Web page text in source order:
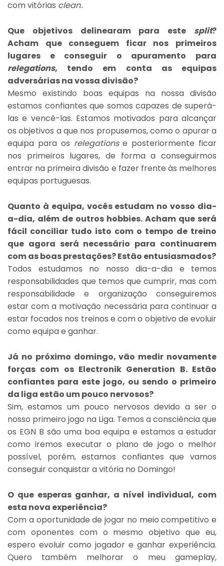
com vitórias clean..
Que objetivos delinearam para este split?
Acham que conseguem ficar nos primeiros
lugares e conseguir o apuramento para
relegations, tendo em conta as equipas
adversárias na vossa divisão?
Mesmo existindo boas equipas na nossa divisão
estamos confiantes que somos capazes de superá-
las e vencê-las. Estamos motivados para alcançar
os objetivos a que nos propusemos, como o apurar a
equipa para os relegationse posteriormente ficar
nos primeiros lugares, de forma a conseguirmos
entrar na primeira divisão e fazer frente às melhores
equipas portuguesas.
Quanto à equipa, vocês estudam no vosso dia-
a-dia, além de outros hobbies. Acham que será
fácil conciliar tudo isto com o tempo de treino
que agora será necessário para continuarem
com as boas prestações? Estão entusiasmados?
Todos estudamos no nosso dia-a-dia e temos
responsabilidades que temos que cumprir, mas com
responsabilidade e organização conseguiremos
estar com a motivação necessária para continuar a
estar focados nos treinos e com o objetivo de evoluir
como equipa e ganhar.
Já no próximo domingo, vão medir novamente
forças com os Electronik Generation B. Estão
confiantes para este jogo, ou sendo o primeiro
da liga estão um pouco nervosos?
Sim, estamos um pouco nervosos devido a ser o
nosso primeiro jogo na Liga. Temos a consciência que
os EGN B são uma boa equipa e estamos a estudar
como iremos executar o plano de jogo o melhor
possível, porém, estamos confiantes que vamos
conseguir conquistar a vitória no Domingo!
O que esperas ganhar, a nível individual, com
esta nova experiência?
Com a oportunidade de jogar no meio competitivo e
com oponentes com o mesmo objetivo que eu,
espero evoluir como jogador e ganhar experiência.
Quero também melhorar o meu gameplay,